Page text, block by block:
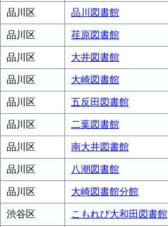
品川区 品川図書館
品川区 荏原図書館
品川区 大井図書館
品川区 大崎図書館
品川区 五反田図書館
品川区 二葉図書館
品川区 南大井図書館
品川区 八潮図書館
品川区 大崎図書館分館
渋谷区 こもれび大和田図書館